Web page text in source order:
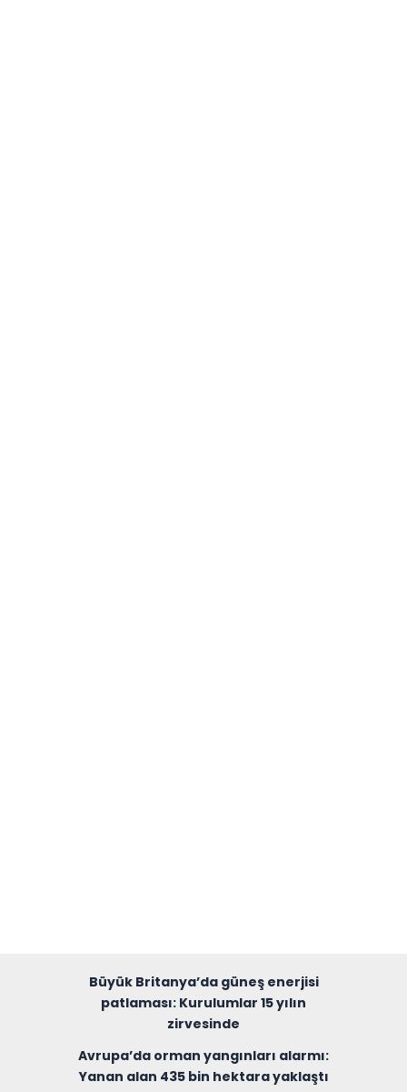
Büyük Britanya’da güneş enerjisi
patlaması: Kurulumlar 15 yılın
zirvesinde
Avrupa’da orman yangınları alarmı:
Yanan alan 435 bin hektara yaklaştı